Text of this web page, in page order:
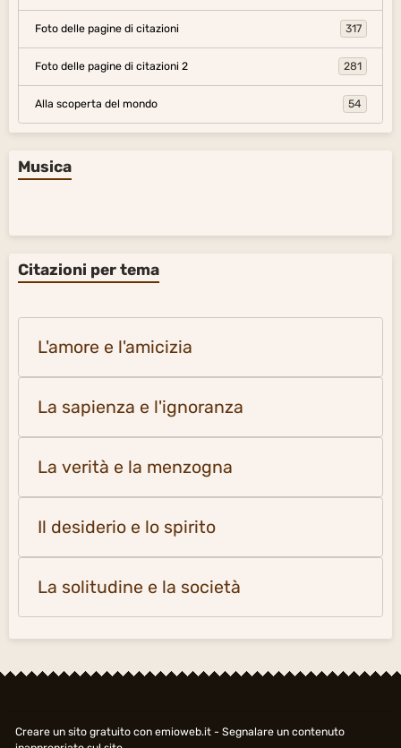
Foto delle pagine di citazioni 317
Foto delle pagine di citazioni 2 281
Alla scoperta del mondo 54
Musica
Citazioni per tema
L'amore e l'amicizia
La sapienza e l'ignoranza
La verità e la menzogna
Il desiderio e lo spirito
La solitudine e la società
Creare un sito gratuito con emioweb.it - Segnalare un contenuto